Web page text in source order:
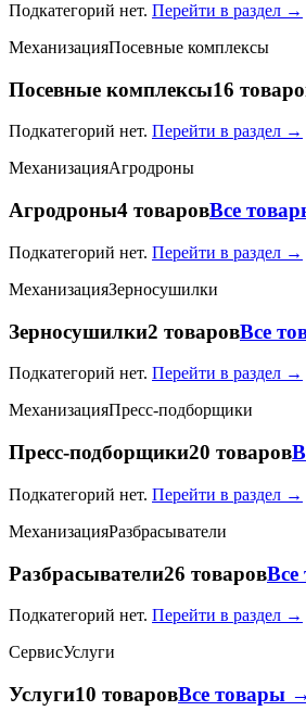
Подкатегорий нет. Перейти в раздел →
МеханизацияПосевные комплексы
Посевные комплексы16
Подкатегорий нет. Перейти в раздел →
МеханизацияАгродроны
Агродроны4 товаровВсе
Подкатегорий нет. Перейти в раздел →
МеханизацияЗерносушилки
Зерносушилки2 товаровВсе
Подкатегорий нет. Перейти в раздел →
МеханизацияПресс-подборщики
Пресс-подборщики20 товаров
Подкатегорий нет. Перейти в раздел →
МеханизацияРазбрасыватели
Разбрасыватели26 товаров
Подкатегорий нет. Перейти в раздел →
СервисУслуги
Услуги10 товаровВсе товары →